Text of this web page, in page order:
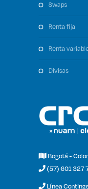
swaps
renta fija
renta
divisas
Bogotá -
(57) 601 327
Línea